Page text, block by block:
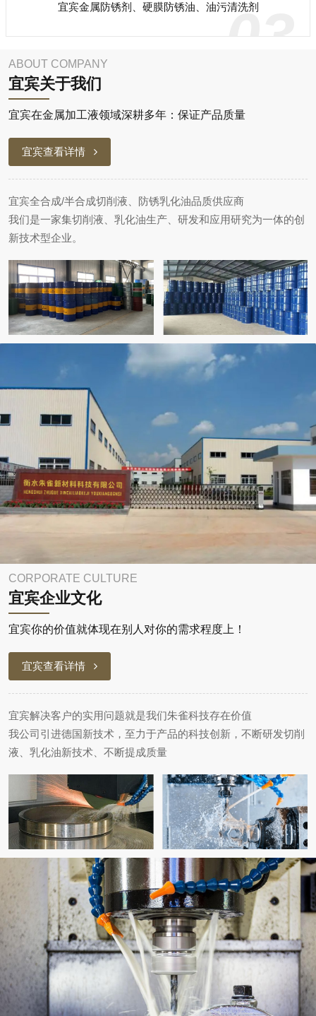
宜宾金属防锈剂、硬膜防锈油、油污清洗剂
03
ABOUT COMPANY
宜宾关于我们
宜宾在金属加工液领域深耕多年：保证产品质量
宜宾查看详情
宜宾全合成/半合成切削液、防锈乳化油品质供应商
我们是一家集切削液、乳化油生产、研发和应用研究为一体的创
新技术型企业。
CORPORATE CULTURE
宜宾企业文化
宜宾你的价值就体现在别人对你的需求程度上！
宜宾查看详情
宜宾解决客户的实用问题就是我们朱雀科技存在价值
我公司引进德国新技术，至力于产品的科技创新，不断研发切削
液、乳化油新技术、不断提成质量